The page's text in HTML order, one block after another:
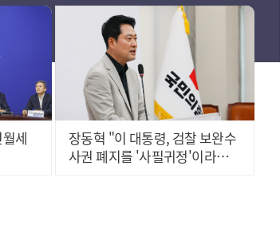
세
장동혁 "이 대통령, 검찰 보완수
사권 폐지를 '사필귀정'이라